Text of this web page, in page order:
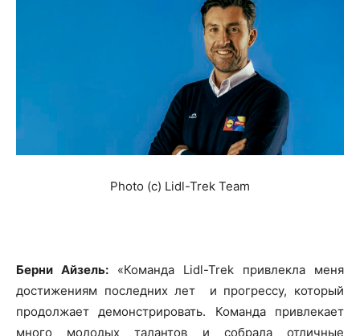
Photo (c) Lidl-Trek Team
Берни Айзель: «Команда Lidl-Trek привлекла меня
достижениям последних лет и прогрессу, который
продолжает демонстрировать. Команда привлекает
много молодых талантов и собрала отличные